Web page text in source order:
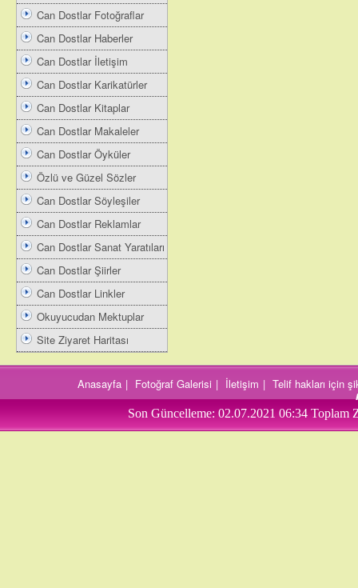
Can Dostlar Fotoğraflar
Can Dostlar Haberler
Can Dostlar İletişim
Can Dostlar Karikatürler
Can Dostlar Kitaplar
Can Dostlar Makaleler
Can Dostlar Öyküler
Özlü ve Güzel Sözler
Can Dostlar Söyleşiler
Can Dostlar Reklamlar
Can Dostlar Sanat Yaratıları
Can Dostlar Şiirler
Can Dostlar Linkler
Okuyucudan Mektuplar
Site Ziyaret Haritası
Anasayfa | Fotoğraf Galerisi | İletişim | Telif hakları için
Son Güncelleme: 02.07.2021 06:34 Toplam